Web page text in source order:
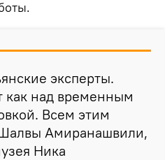
эксперты.
как над временным
Всем этим
Шалвы Амиранашвили,
Ника